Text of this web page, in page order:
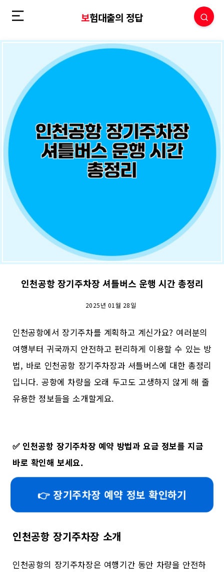
보험대출의 정답
인천공항 장기주차장 셔틀버스 운행 시간 총정리
2025년 01월 28일
인천공항에서 장기주차를 계획하고 계신가요? 여러분의
여행부터 귀국까지 안전하고 편리하게 이용할 수 있는 방
법, 바로 인천공항 장기주차장과 셔틀버스에 대한 총정리
입니다. 공항에 차량을 오래 두고도 고생하지 않게 해 줄
유용한 정보들을 소개할게요.
✅ 인천공항 장기주차장 예약 방법과 요금 정보를 지금
바로 확인해 보세요.
👉 장기주차장 예약 정보 확인하기
인천공항 장기주차장 소개
인천공항의 장기주차장은 여행기간 동안 차량을 안전하